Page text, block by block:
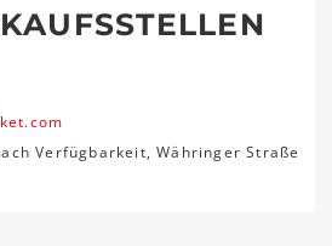
Verfügbarkeit, Währinger Straße